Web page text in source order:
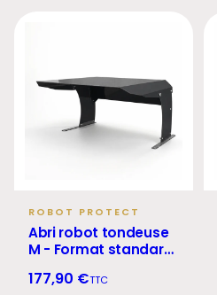
ROBOT PROTECT
Abri robot tondeuse
M - Format standard
177,90 €TTC